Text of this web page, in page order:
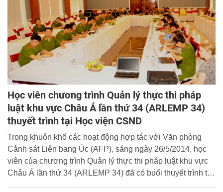
Học viên chương trình Quản lý thực thi pháp
luật khu vực Châu Á lần thứ 34 (ARLEMP 34)
thuyết trình tại Học viện CSND
Trong khuôn khổ các hoạt động hợp tác với Văn phòng
Cảnh sát Liên bang Úc (AFP), sáng ngày 26/5/2014, học
viên của chương trình Quản lý thực thi pháp luật khu vực
Châu Á lần thứ 34 (ARLEMP 34) đã có buổi thuyết trình tại
Học viện CSND. Tham gia buổi thuyết trình có đông đảo